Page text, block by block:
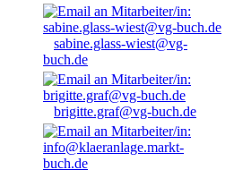
sabine.glass-wiest@vg-
buch.de
brigitte.graf@vg-buch.de